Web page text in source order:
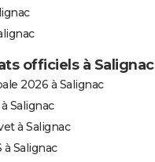
officiels à Salignac
2026 à Salignac
Salignac
à Salignac
Salignac